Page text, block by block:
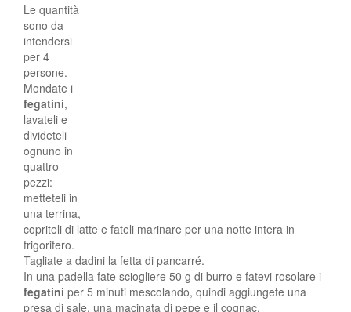
Le quantità
sono da
intendersi
per 4
persone.
Mondate i
fegatini,
lavateli e
divideteli
ognuno in
quattro
pezzi:
metteteli in
una terrina,
copriteli di latte e fateli marinare per una notte intera in
frigorifero.
Tagliate a dadini la fetta di pancarré.
In una padella fate sciogliere 50 g di burro e fatevi rosolare i
fegatini per 5 minuti mescolando, quindi aggiungete una
presa di sale, una macinata di pepe e il cognac.